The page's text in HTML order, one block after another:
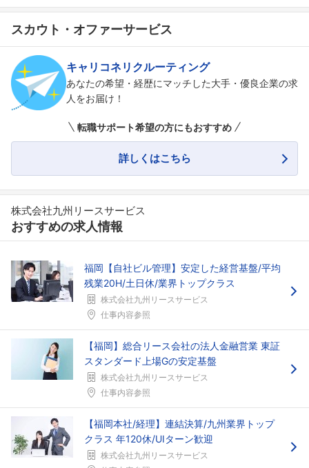
スカウト・オファーサービス
キャリコネリクルーティング
あなたの希望・経歴にマッチした大手・優良企業の求
人をお届け！
転職サポート希望の方にもおすすめ
詳しくはこちら
株式会社九州リースサービス
おすすめの求人情報
福岡【自社ビル管理】安定した経営基盤/平均
残業20H/土日休/業界トップクラス
株式会社九州リースサービス
仕事内容参照
【福岡】総合リース会社の法人金融営業 東証
スタンダード上場Gの安定基盤
株式会社九州リースサービス
仕事内容参照
【福岡本社/経理】連結決算/九州業界トップ
クラス 年120休/UIターン歓迎
株式会社九州リースサービス